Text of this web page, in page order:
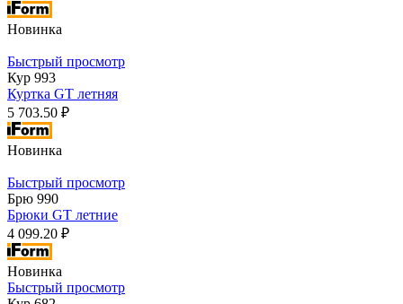
Новинка
Быстрый просмотр
Кур 993
Куртка GT летняя
5 703.50 ₽
Новинка
Быстрый просмотр
Брю 990
Брюки GT летние
4 099.20 ₽
Новинка
Быстрый просмотр